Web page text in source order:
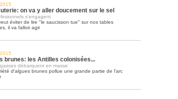
on va y aller doucement sur le sel
s'engagent
éviter de lire "le saucisson tue" sur nos tables
il va falloir agir
brunes: les Antilles colonisées...
débarquent en masse
d'algues brunes pollue une grande partie de l'arc